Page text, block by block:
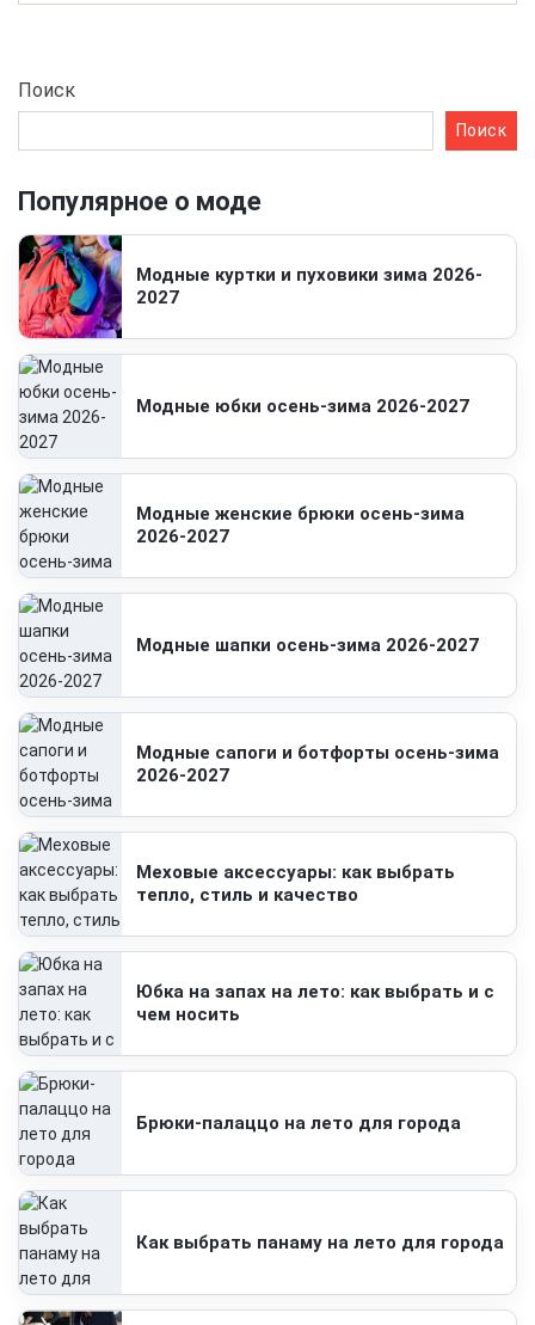
Поиск
Поиск
Популярное о моде
Модные куртки и пуховики зима 2026-
2027
Модные юбки осень-зима 2026-2027
Модные женские брюки осень-зима
2026-2027
Модные шапки осень-зима 2026-2027
Модные сапоги и ботфорты осень-зима
2026-2027
Меховые аксессуары: как выбрать
тепло, стиль и качество
Юбка на запах на лето: как выбрать и с
чем носить
Брюки-палаццо на лето для города
Как выбрать панаму на лето для города